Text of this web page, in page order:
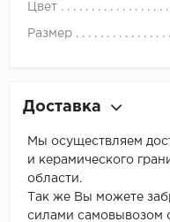
Цвет
Размер
Доставка
Мы осуществляем
и керамического
области.
Так же Вы можете
силами самовывозом